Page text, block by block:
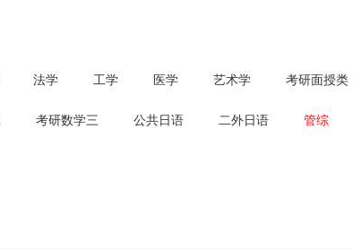
法学 工学 医学 艺术学 考研面授类
考研数学三 公共日语 二外日语 管综